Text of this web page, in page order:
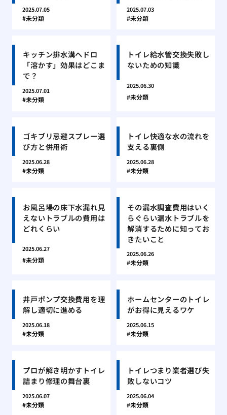
2025.07.05
未分類
2025.07.03
未分類
キッチン排水溝ヘドロ
「溶かす」効果はどこま
で？
2025.07.01
未分類
トイレ給水管交換失敗し
ないための知識
2025.06.30
未分類
ゴキブリ忌避スプレー選
び方と併用術
2025.06.28
未分類
トイレ快適な水の流れを
支える裏側
2025.06.28
未分類
お風呂場の床下水漏れ見
えないトラブルの費用は
どれくらい
2025.06.27
未分類
その漏水調査費用はいく
らぐらい漏水トラブルを
解消するために知ってお
きたいこと
2025.06.26
未分類
井戸ポンプ交換費用を理
解し適切に進める
2025.06.18
未分類
ホームセンターのトイレ
がお得に見えるワケ
2025.06.15
未分類
プロが解き明かすトイレ
詰まり修理の舞台裏
2025.06.07
未分類
トイレつまり業者選び失
敗しないコツ
2025.06.04
未分類